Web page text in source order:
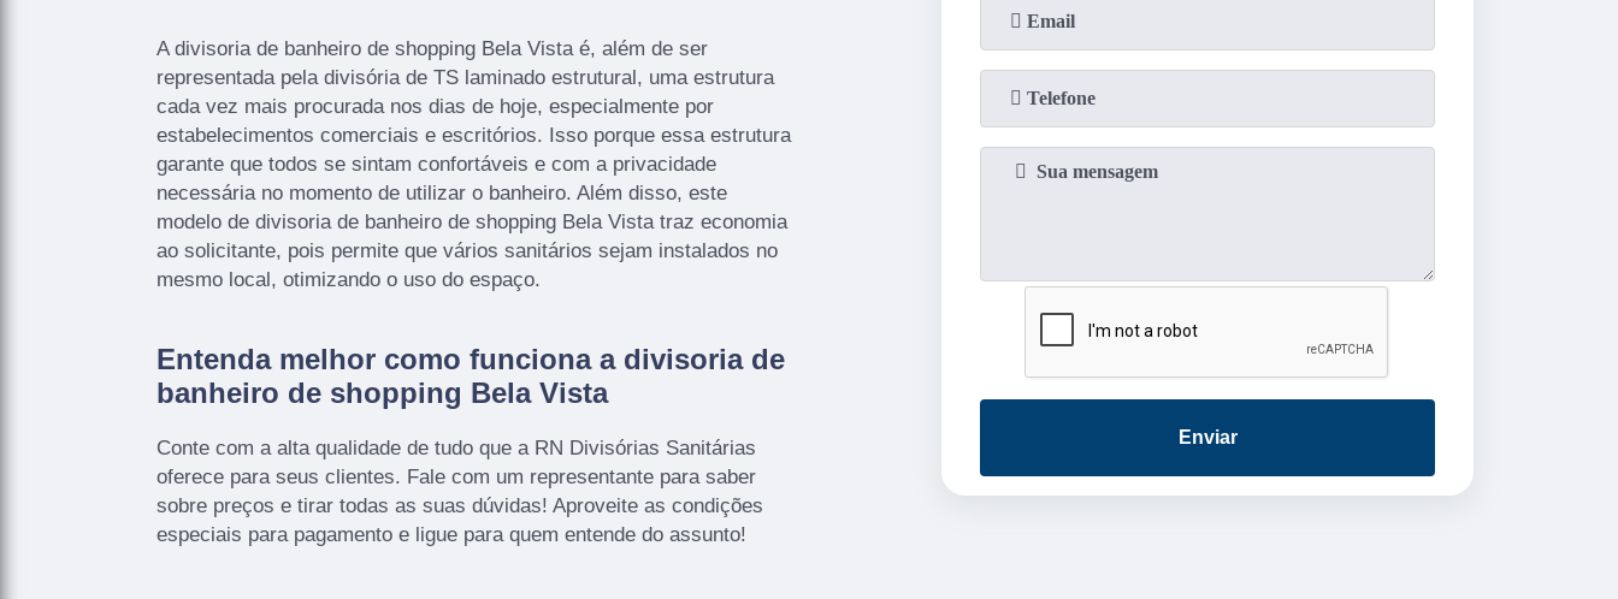
A divisoria de banheiro de shopping Bela Vista é, além de ser
representada pela divisória de TS laminado estrutural, uma estrutura
cada vez mais procurada nos dias de hoje, especialmente por
estabelecimentos comerciais e escritórios. Isso porque essa estrutura
garante que todos se sintam confortáveis e com a privacidade
necessária no momento de utilizar o banheiro. Além disso, este
modelo de divisoria de banheiro de shopping Bela Vista traz economia
ao solicitante, pois permite que vários sanitários sejam instalados no
mesmo local, otimizando o uso do espaço.
Entenda melhor como funciona a divisoria de
banheiro de shopping Bela Vista
Conte com a alta qualidade de tudo que a RN Divisórias Sanitárias
oferece para seus clientes. Fale com um representante para saber
sobre preços e tirar todas as suas dúvidas! Aproveite as condições
especiais para pagamento e ligue para quem entende do assunto!
Enviar